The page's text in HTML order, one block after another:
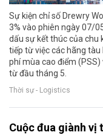
Sự kiện chỉ số Drewry
3% vào phiên ngày 07/
dấu sự kết thúc của chu
tiếp từ việc các hãng
phí mùa cao điểm (PSS)
từ đầu tháng 5.
Thời sự - Logistics
Cuộc đua giành